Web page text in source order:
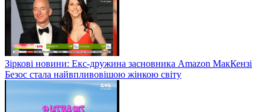
Зіркові новини: Екс-дружина засновника Amazon МакКензі
Безос стала найвпливовішою жінкою світу